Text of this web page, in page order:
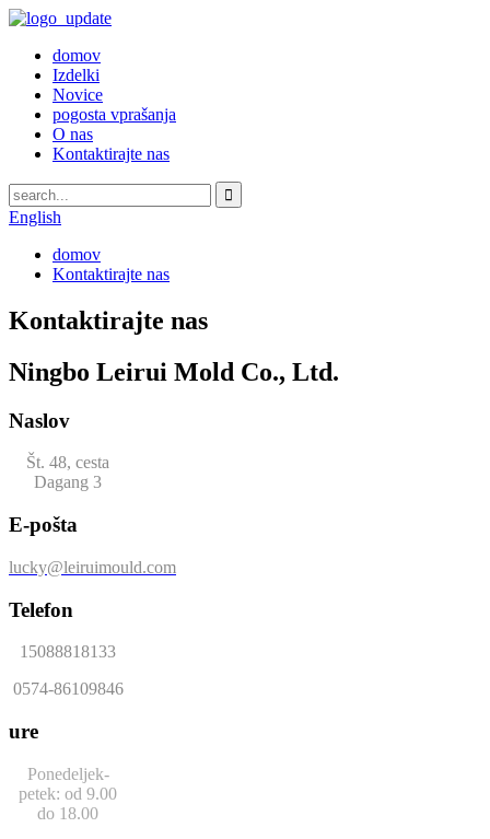
domov
Izdelki
Novice
pogosta vprašanja
O nas
Kontaktirajte nas
English
domov
Kontaktirajte nas
Kontaktirajte nas
Ningbo Leirui Mold Co., Ltd.
Naslov
Št. 48, cesta
Dagang 3
E-pošta
lucky@leiruimould.com
Telefon
15088818133
0574-86109846
ure
Ponedeljek-
petek: od 9.00
do 18.00